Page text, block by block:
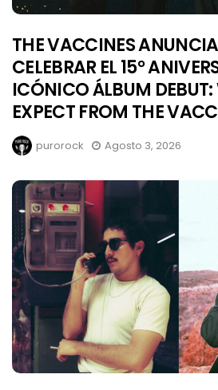
THE VACCINES
CELEBRAR EL 15°
ICÓNICO ÁLBUM
EXPECT FROM THE
purorock Agosto 3, 2026